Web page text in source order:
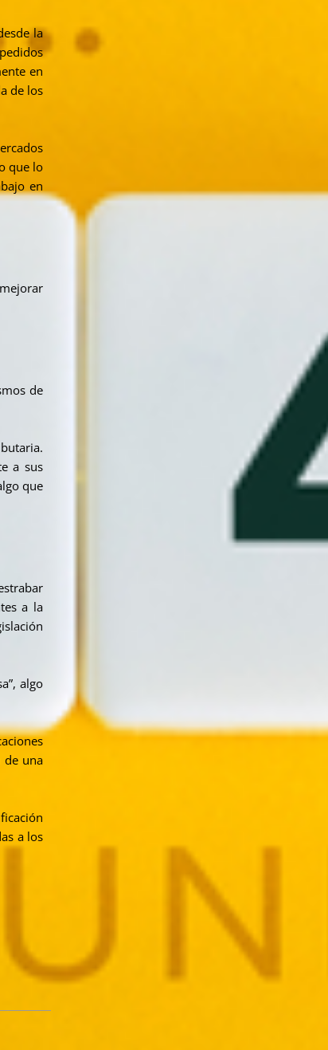
la
en
de los
que lo
en
de
a sus
que
a la
algo
de una
a los